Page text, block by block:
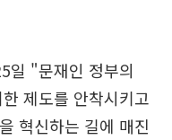
일 "문재인 정부의
제도를 안착시키고
혁신하는 길에 매진